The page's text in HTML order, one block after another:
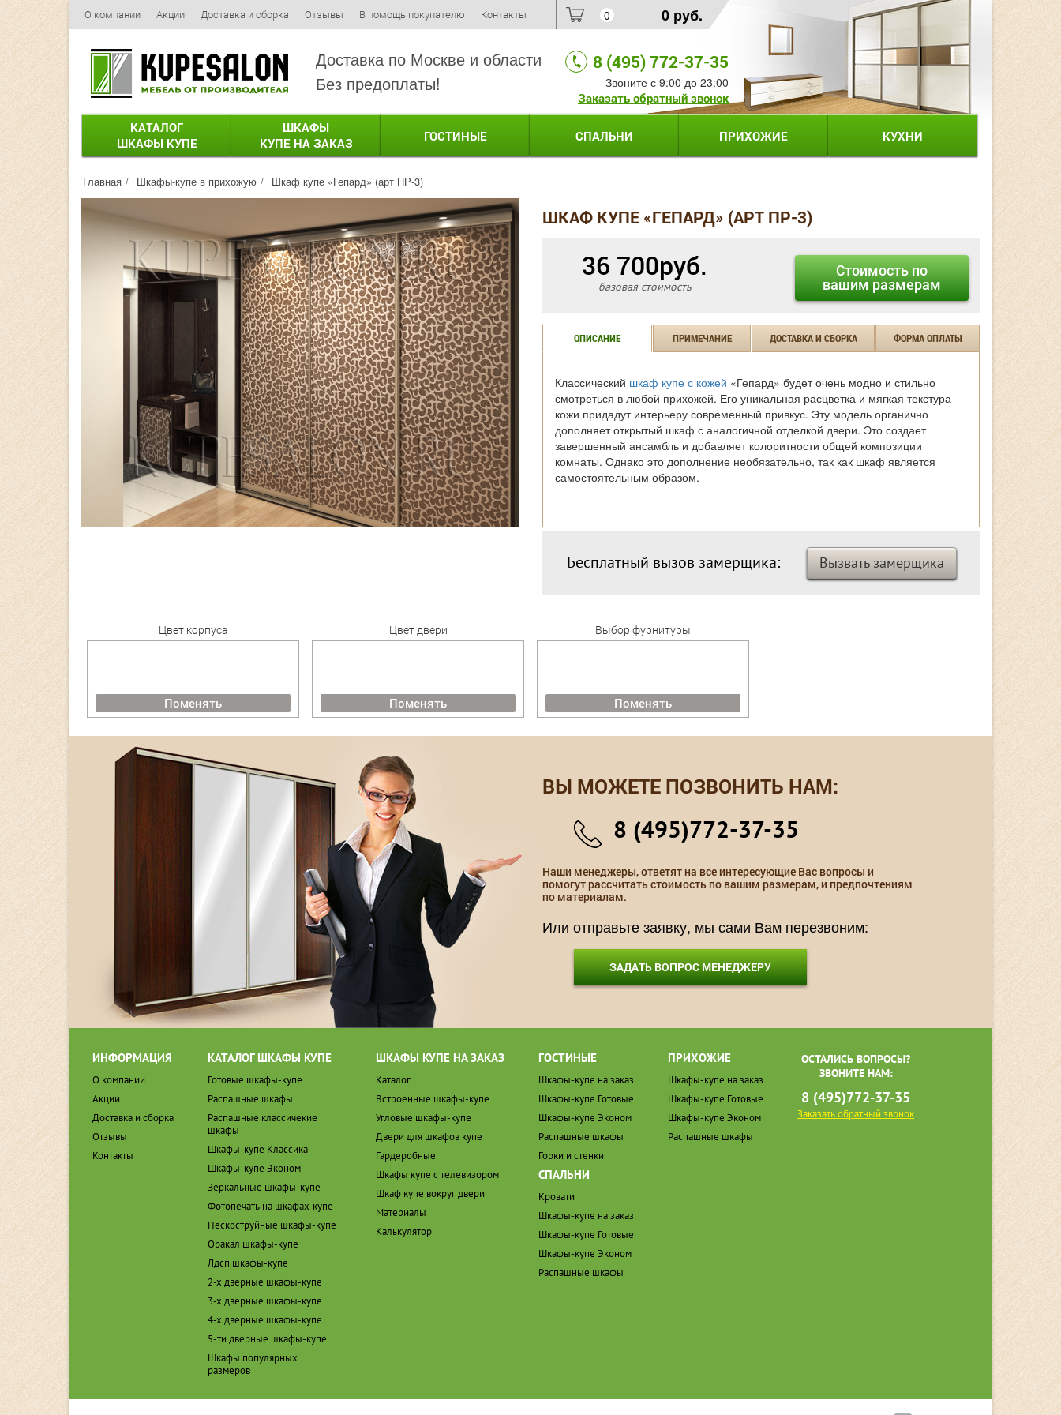
О компании Акции Доставка и сборка Отзывы В помощь покупателю Контакты 0 0 руб.
Доставка по Москве и области
Без предоплаты!
8 (495) 772-37-35
Звоните с 9:00 до 23:00
Заказать обратный звонок
КАТАЛОГ
ШКАФЫ КУПЕ
ШКАФЫ
КУПЕ НА ЗАКАЗ
ГОСТИНЫЕ СПАЛЬНИ ПРИХОЖИЕ КУХНИ
Главная Шкафы-купе в прихожую Шкаф купе «Гепард» (арт ПР-3)
ШКАФ КУПЕ «ГЕПАРД» (АРТ ПР-3)
36 700руб.
базовая стоимость
Стоимость по
вашим размерам
ОПИСАНИЕ ПРИМЕЧАНИЕ ДОСТАВКА И СБОРКА ФОРМА ОПЛАТЫ
Классический шкаф купе с кожей «Гепард» будет очень модно и стильно
смотреться в любой прихожей. Его уникальная расцветка и мягкая текстура
кожи придадут интерьеру современный привкус. Эту модель органично
дополняет открытый шкаф с аналогичной отделкой двери. Это создает
завершенный ансамбль и добавляет колоритности общей композиции
комнаты. Однако это дополнение необязательно, так как шкаф является
самостоятельным образом.
Бесплатный вызов замерщика: Вызвать замерщика
Цвет корпуса
Поменять
Цвет двери
Поменять
Выбор фурнитуры
Поменять
ВЫ МОЖЕТЕ ПОЗВОНИТЬ НАМ:
8 (495)772-37-35
Наши менеджеры, ответят на все интересующие Вас вопросы и
помогут рассчитать стоимость по вашим размерам, и предпочтениям
по материалам.
Или отправьте заявку, мы сами Вам перезвоним:
ЗАДАТЬ ВОПРОС МЕНЕДЖЕРУ
ИНФОРМАЦИЯ
О компании
Акции
Доставка и сборка
Отзывы
Контакты
КАТАЛОГ ШКАФЫ КУПЕ
Готовые шкафы-купе
Распашные шкафы
Распашные классичекие
шкафы
Шкафы-купе Классика
Шкафы-купе Эконом
Зеркальные шкафы-купе
Фотопечать на шкафах-купе
Пескоструйные шкафы-купе
Оракал шкафы-купе
Лдсп шкафы-купе
2-х дверные шкафы-купе
3-х дверные шкафы-купе
4-х дверные шкафы-купе
5-ти дверные шкафы-купе
Шкафы популярных
размеров
ШКАФЫ КУПЕ НА ЗАКАЗ
Каталог
Встроенные шкафы-купе
Угловые шкафы-купе
Двери для шкафов купе
Гардеробные
Шкафы купе с телевизором
Шкаф купе вокруг двери
Материалы
Калькулятор
ГОСТИНЫЕ
Шкафы-купе на заказ
Шкафы-купе Готовые
Шкафы-купе Эконом
Распашные шкафы
Горки и стенки
СПАЛЬНИ
Кровати
Шкафы-купе на заказ
Шкафы-купе Готовые
Шкафы-купе Эконом
Распашные шкафы
ПРИХОЖИЕ
Шкафы-купе на заказ
Шкафы-купе Готовые
Шкафы-купе Эконом
Распашные шкафы
ОСТАЛИСЬ ВОПРОСЫ?
ЗВОНИТЕ НАМ:
8 (495)772-37-35
Заказать обратный звонок